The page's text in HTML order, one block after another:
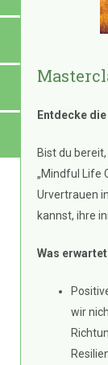
Entdecke
Bist du
„Mindful Life
Urvertrauen
kannst, ihre
Was
wir